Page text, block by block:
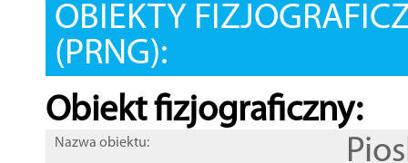
OBIEKTY
(PRNG):
Obiekt fizjograficzny:
Nazwa obiektu: